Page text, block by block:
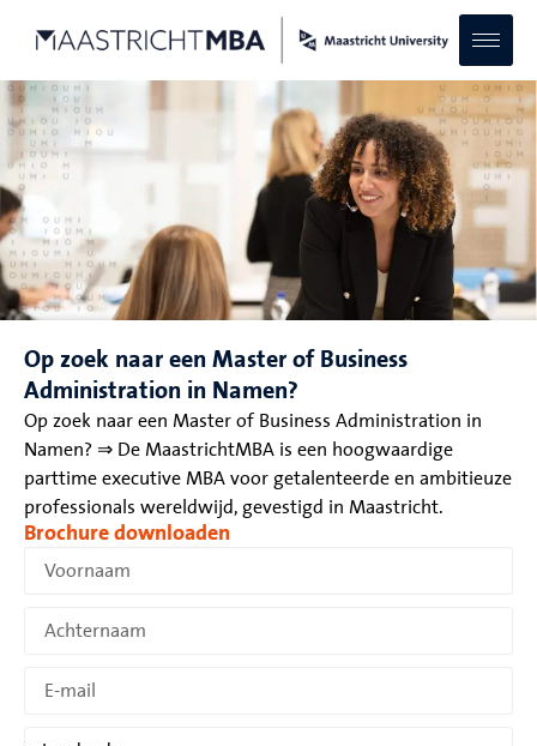
Op zoek naar een Master of Business
Administration in Namen?
Op zoek naar een Master of Business Administration in
Namen? ⇒ De MaastrichtMBA is een hoogwaardige
parttime executive MBA voor getalenteerde en ambitieuze
professionals wereldwijd, gevestigd in Maastricht.
Brochure downloaden